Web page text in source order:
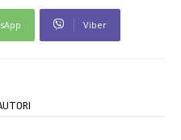
Viber